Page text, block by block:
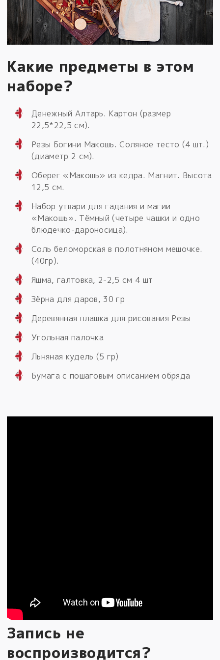
Какие предметы в этом
наборе?
Денежный Алтарь. Картон (размер
22,5*22,5 см).
Резы Богини Макошь. Соляное тесто (4 шт.)
(диаметр 2 см).
Оберег «Макошь» из кедра. Магнит. Высота
12,5 см.
Набор утвари для гадания и магии
«Макошь». Тёмный (четыре чашки и одно
блюдечко-дароносица).
Соль беломорская в полотняном мешочке.
(40гр).
Яшма, галтовка, 2-2,5 см 4 шт
Зёрна для даров, 30 гр
Деревянная плашка для рисования Резы
Угольная палочка
Льняная кудель (5 гр)
Бумага с пошаговым описанием обряда
Запись не
воспроизводится?